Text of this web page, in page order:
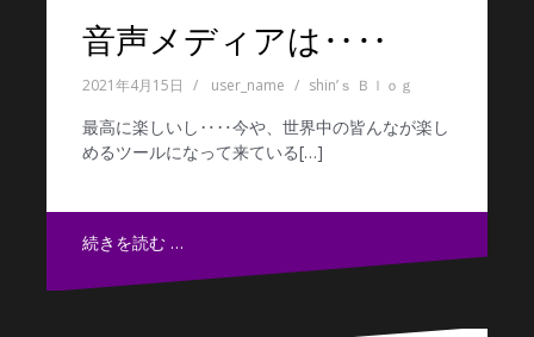
音声メディアは‥‥
2021年4月15日 user_name shin’ｓ Ｂｌｏｇ
最高に楽しいし‥‥今や、世界中の皆んなが楽し
めるツールになって来ている[…]
続きを読む …